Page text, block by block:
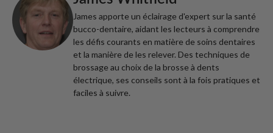
James apporte un éclairage d'expert sur la santé
bucco-dentaire, aidant les lecteurs à comprendre
les défis courants en matière de soins dentaires
et la manière de les relever. Des techniques de
brossage au choix de la brosse à dents
électrique, ses conseils sont à la fois pratiques et
faciles à suivre.